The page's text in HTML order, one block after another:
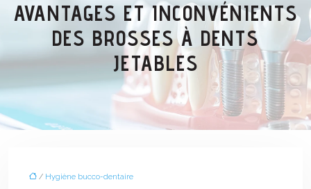
AVANTAGES ET INCONVÉNIENTS
DES BROSSES À DENTS
JETABLES
/ Hygiène bucco-dentaire